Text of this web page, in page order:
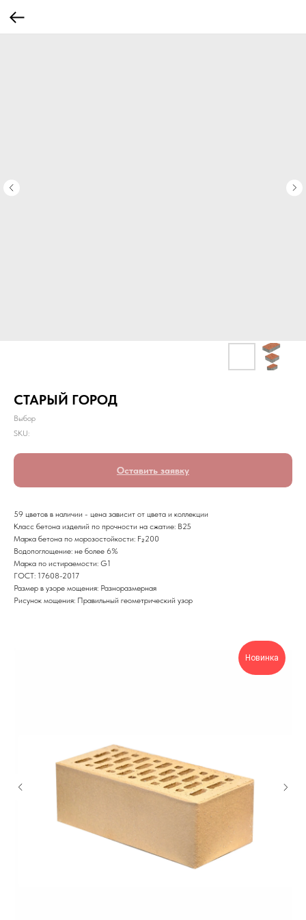
СТАРЫЙ ГОРОД
Выбор
SKU:
Оставить заявку
59 цветов в наличии - цена зависит от цвета и коллекции
Класс бетона изделий по прочности на сжатие: В25
Марка бетона по морозостойкости: F₂200
Водопоглощение: не более 6%
Марка по истираемости: G1
ГОСТ: 17608-2017
Размер в узоре мощения: Разноразмерная
Рисунок мощения: Правильный геометрический узор
Новинка